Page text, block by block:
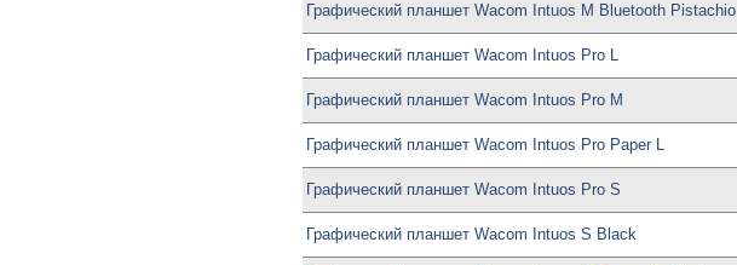
Графический планшет Wacom Intuos M Bluetooth Pistachio
Графический планшет Wacom Intuos Pro L
Графический планшет Wacom Intuos Pro M
Графический планшет Wacom Intuos Pro Paper L
Графический планшет Wacom Intuos Pro S
Графический планшет Wacom Intuos S Black